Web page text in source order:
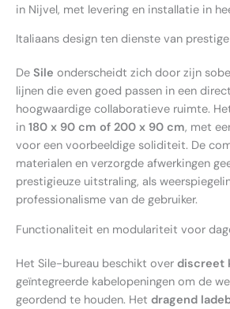
in Nijvel, met levering en installatie in
Italiaans design ten dienste van prestige
De Sile onderscheidt zich door zijn
lijnen die even goed passen in een
hoogwaardige collaboratieve ruimte.
in 180 x 90 cm of 200 x 90 cm, met
voor een voorbeeldige soliditeit. De
materialen en verzorgde afwerkingen
prestigieuze uitstraling, als
professionalisme van de gebruiker.
Functionaliteit en modulariteit voor
Het Sile-bureau beschikt over discreet
geïntegreerde kabelopeningen om de
geordend te houden. Het dragend